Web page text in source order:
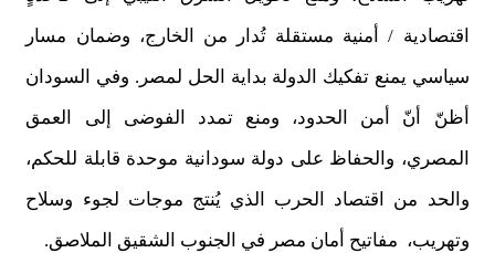
اقتصادية / أمنية مستقلة تُدار من الخارج، وضمان مسار
سياسي يمنع تفكيك الدولة بداية الحل لمصر. وفي السودان
أظنّ أنّ أمن الحدود، ومنع تمدد الفوضى إلى العمق
المصري، والحفاظ على دولة سودانية موحدة قابلة للحكم،
والحد من اقتصاد الحرب الذي يُنتج موجات لجوء وسلاح
وتهريب، مفاتيح أمان مصر في الجنوب الشقيق الملاصق.